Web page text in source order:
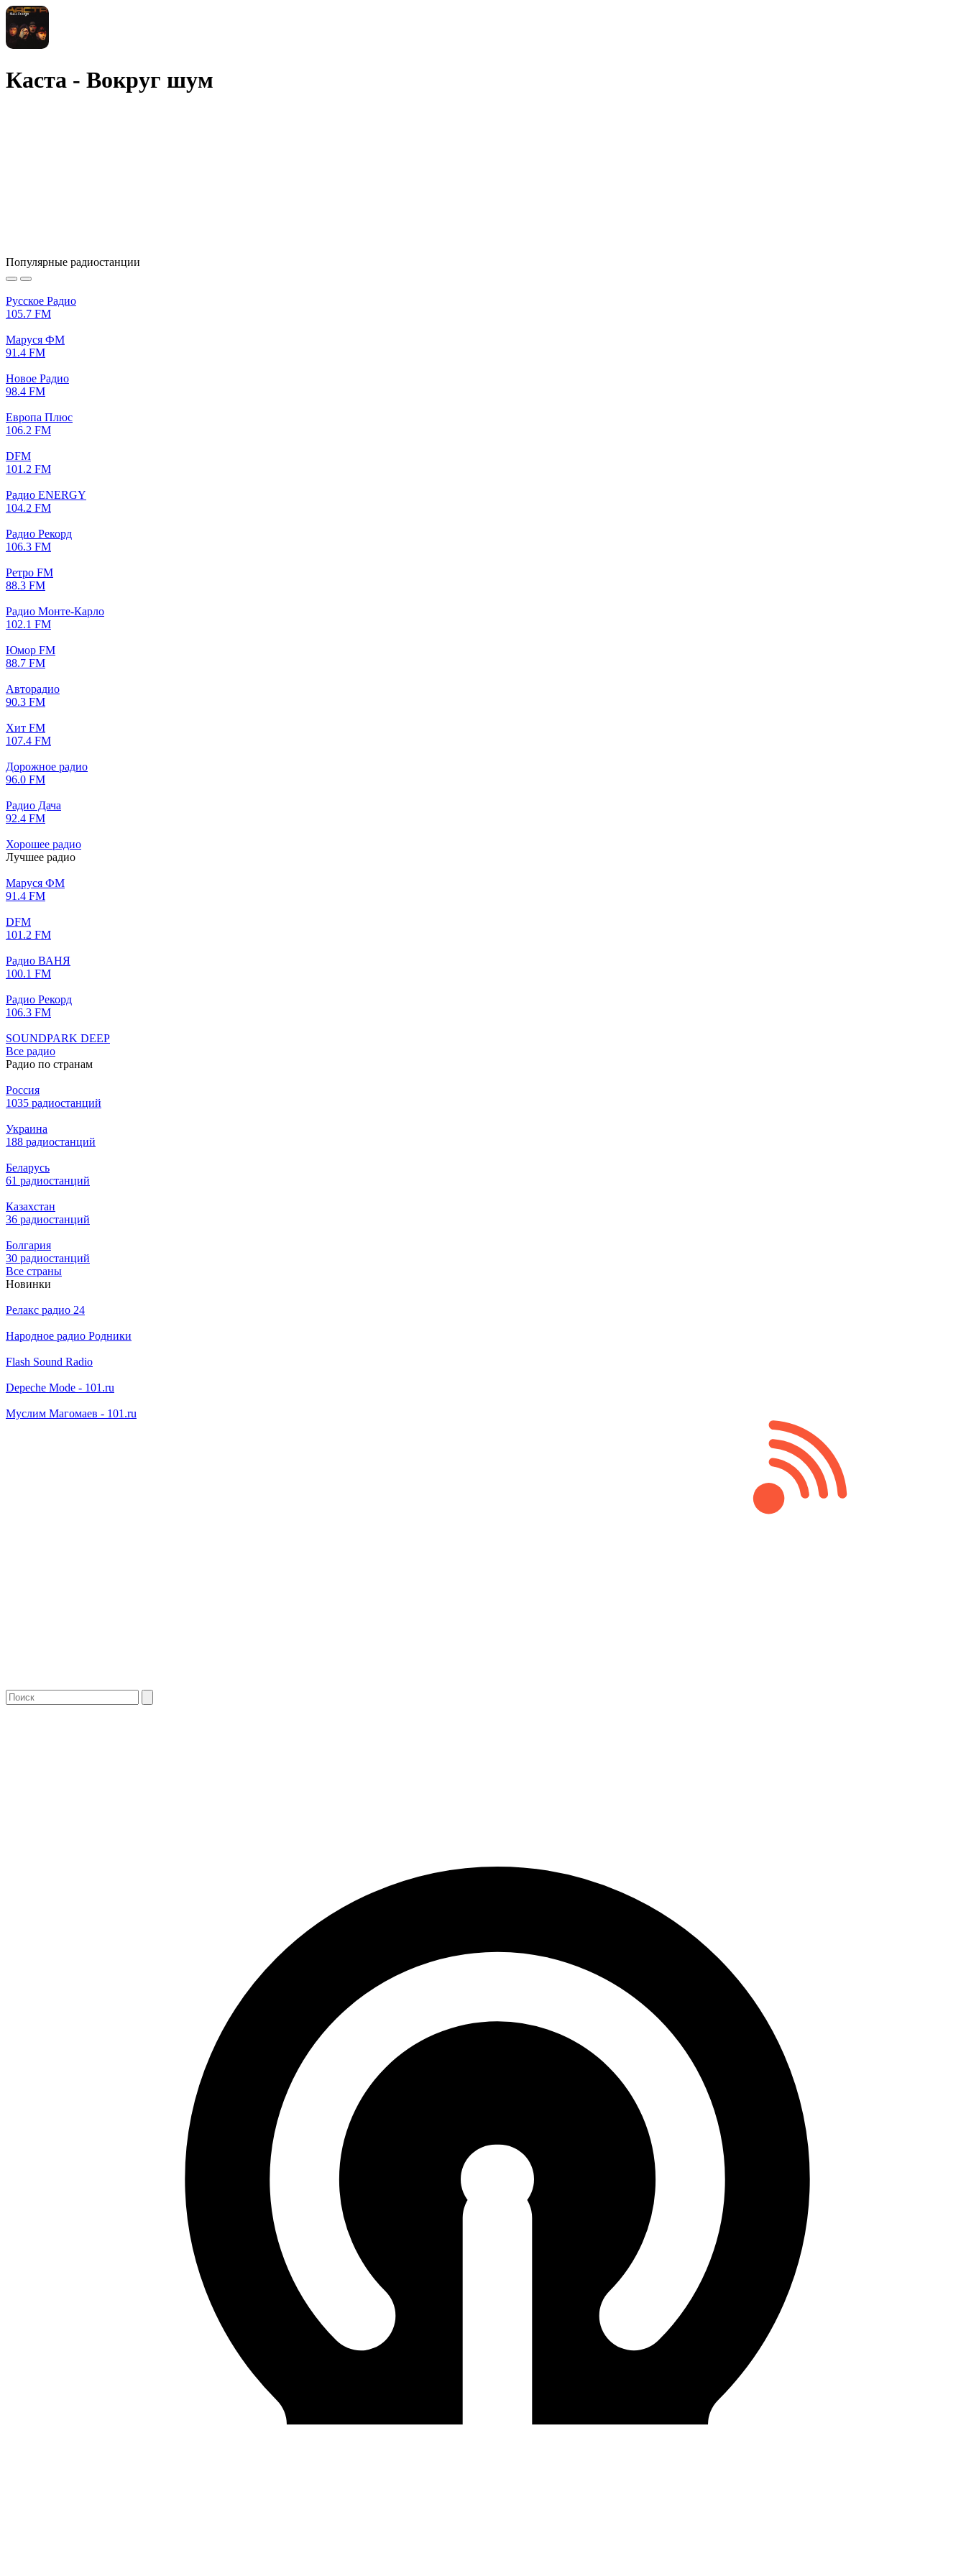
Каста - Вокруг шум
Популярные радиостанции
Русское Радио
105.7 FM
Маруся ФМ
91.4 FM
Новое Радио
98.4 FM
Европа Плюс
106.2 FM
DFM
101.2 FM
Радио ENERGY
104.2 FM
Радио Рекорд
106.3 FM
Ретро FM
88.3 FM
Радио Монте-Карло
102.1 FM
Юмор FM
88.7 FM
Авторадио
90.3 FM
Хит FM
107.4 FM
Дорожное радио
96.0 FM
Радио Дача
92.4 FM
Хорошее радио
Лучшее радио
Маруся ФМ
91.4 FM
DFM
101.2 FM
Радио ВАНЯ
100.1 FM
Радио Рекорд
106.3 FM
SOUNDPARK DEEP
Все радио
Радио по странам
Россия
1035 радиостанций
Украина
188 радиостанций
Беларусь
61 радиостанций
Казахстан
36 радиостанций
Болгария
30 радиостанций
Все страны
Новинки
Релакс радио 24
Народное радио Родники
Flash Sound Radio
Depeche Mode - 101.ru
Муслим Магомаев - 101.ru